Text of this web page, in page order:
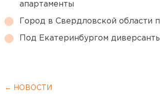
апартаменты
Город в Свердловской
Под Екатеринбургом
← НОВОСТИ